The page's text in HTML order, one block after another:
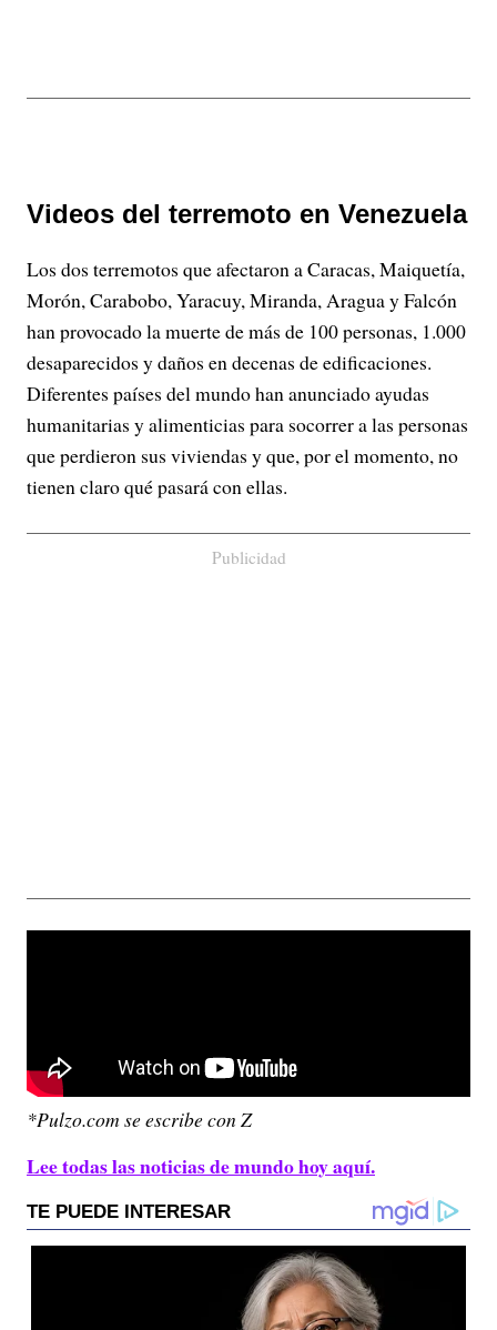
Videos del terremoto en Venezuela
Los dos terremotos que afectaron a Caracas, Maiquetía,
Morón, Carabobo, Yaracuy, Miranda, Aragua y Falcón
han provocado la muerte de más de 100 personas, 1.000
desaparecidos y daños en decenas de edificaciones.
Diferentes países del mundo han anunciado ayudas
humanitarias y alimenticias para socorrer a las personas
que perdieron sus viviendas y que, por el momento, no
tienen claro qué pasará con ellas.
Publicidad
*Pulzo.com se escribe con Z
Lee todas las noticias de mundo hoy aquí.